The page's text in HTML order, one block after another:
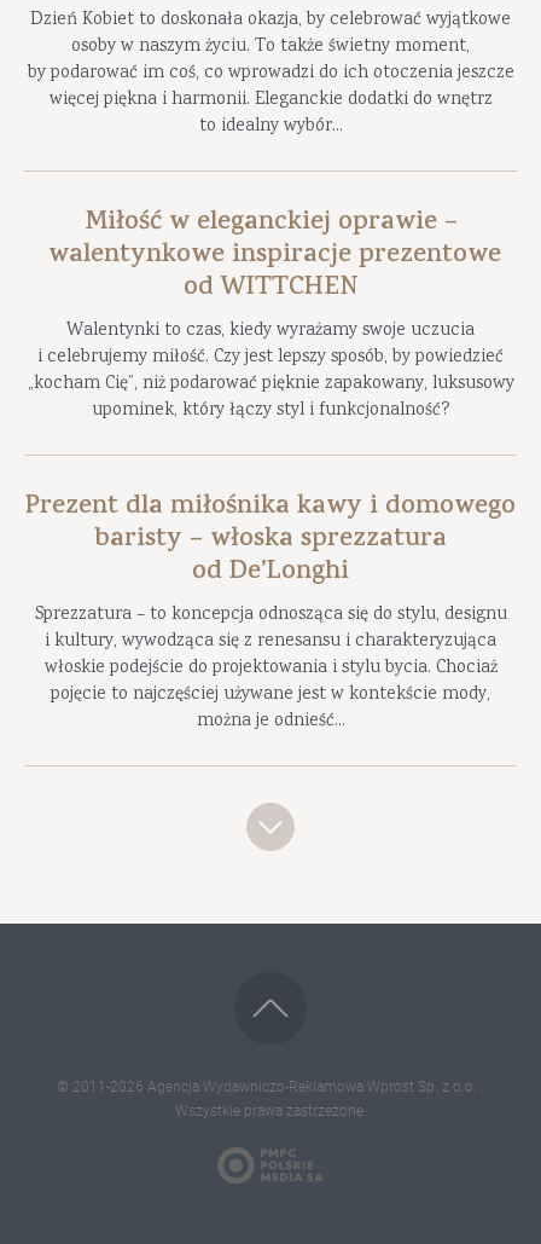
Dzień Kobiet to doskonała okazja, by celebrować wyjątkowe
osoby w naszym życiu. To także świetny moment,
by podarować im coś, co wprowadzi do ich otoczenia jeszcze
więcej piękna i harmonii. Eleganckie dodatki do wnętrz
to idealny wybór...
Miłość w eleganckiej oprawie –
walentynkowe inspiracje prezentowe
od WITTCHEN
Walentynki to czas, kiedy wyrażamy swoje uczucia
i celebrujemy miłość. Czy jest lepszy sposób, by powiedzieć
„kocham Cię”, niż podarować pięknie zapakowany, luksusowy
upominek, który łączy styl i funkcjonalność?
Prezent dla miłośnika kawy i domowego
baristy – włoska sprezzatura
od De’Longhi
Sprezzatura – to koncepcja odnosząca się do stylu, designu
i kultury, wywodząca się z renesansu i charakteryzująca
włoskie podejście do projektowania i stylu bycia. Chociaż
pojęcie to najczęściej używane jest w kontekście mody,
można je odnieść...
© 2011-2026 Agencja Wydawniczo-Reklamowa Wprost Sp. z o.o. .
Wszystkie prawa zastrzeżone.